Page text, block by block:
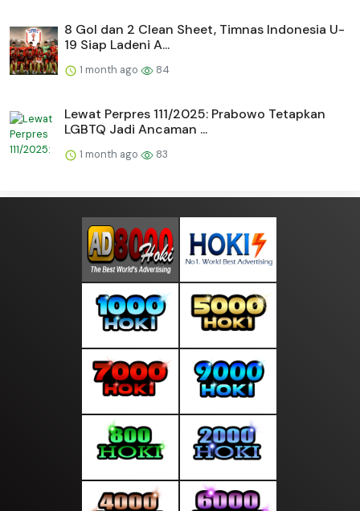
8 Gol dan 2 Clean Sheet, Timnas Indonesia U-
19 Siap Ladeni A...
1 month ago 84
Lewat Perpres 111/2025: Prabowo Tetapkan
LGBTQ Jadi Ancaman ...
1 month ago 83